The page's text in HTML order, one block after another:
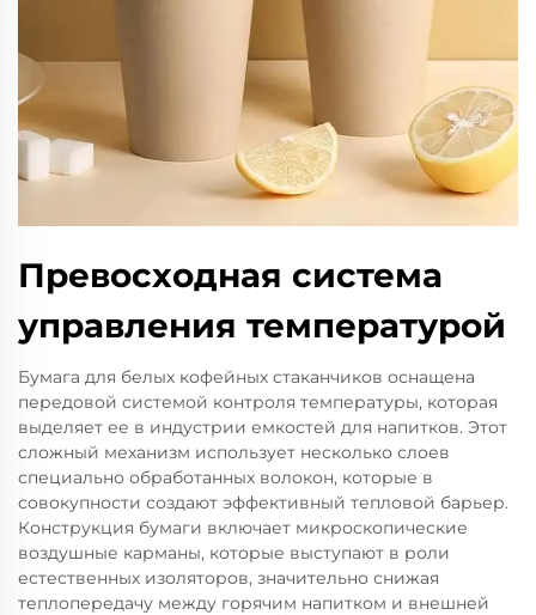
Превосходная система
управления температурой
Бумага для белых кофейных стаканчиков оснащена
передовой системой контроля температуры, которая
выделяет ее в индустрии емкостей для напитков. Этот
сложный механизм использует несколько слоев
специально обработанных волокон, которые в
совокупности создают эффективный тепловой барьер.
Конструкция бумаги включает микроскопические
воздушные карманы, которые выступают в роли
естественных изоляторов, значительно снижая
теплопередачу между горячим напитком и внешней